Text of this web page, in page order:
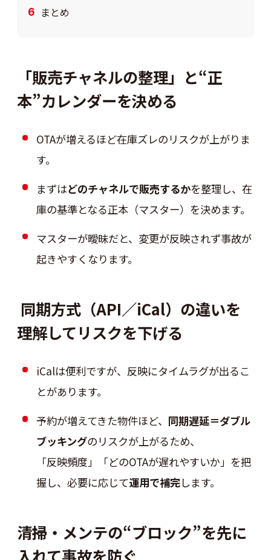
まとめ
「販売チャネルの整理」と“正
本”カレンダーを決める
OTAが増えるほど在庫ズレのリスクが上がりま
す。
まずはどのチャネルで販売するかを整理し、在
庫の基準となる正本（マスター）を決めます。
マスターが曖昧だと、変更が反映されず事故が
起きやすくなります。
同期方式（API／iCal）の違いを
理解してリスクを下げる
iCalは便利ですが、反映にタイムラグが出るこ
とがあります。
予約が増えてきた物件ほど、 同期遅延＝ダブル
ブッキングのリスクが上がるため、
「反映頻度」「どのOTAが遅れやすいか」を把
握し、必要に応じて運用で補完します。
清掃・メンテの“ブロック”を先に